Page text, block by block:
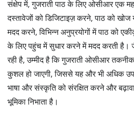
संक्षेप में, गुजराती पाठ के लिए ओसीआर एक
दस्तावेजों को डिजिटाइज़ करने, पाठ को
मदद करने, विभिन्न अनुप्रयोगों में पाठ को
के लिए पहुंच में सुधार करने में मदद करती
रही है, उम्मीद है कि गुजराती ओसीआर
कुशल हो जाएगी, जिससे यह और भी अधिक
भाषा और संस्कृति को संरक्षित करने और
भूमिका निभाता है।